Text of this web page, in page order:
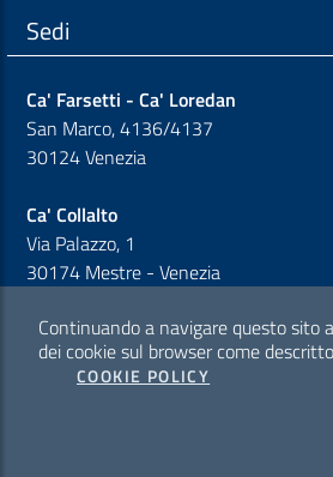
Sedi
Ca' Farsetti - Ca' Loredan
San Marco, 4136/4137
30124 Venezia
Ca' Collalto
Via Palazzo, 1
30174 Mestre - Venezia
Sezione Link Policy
Cookie policy
Continuando a navigare questo sito
dei cookie sul browser come
COOKIE POLICY